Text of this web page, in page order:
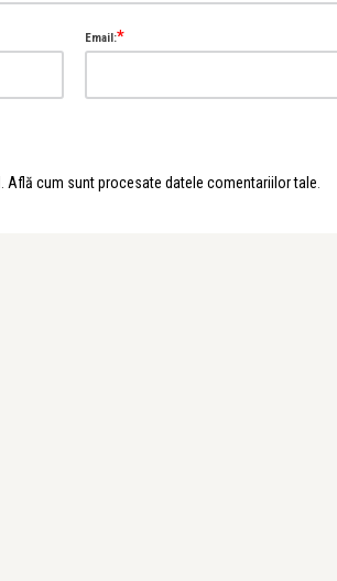
Email:*
Află cum sunt procesate datele comentariilor tale